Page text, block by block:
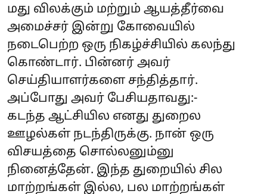
மது விலக்கும் மற்றும் ஆயத்தீர்வை
அமைச்சர் இன்று கோவையில்
நடைபெற்ற ஒரு நிகழ்ச்சியில் கலந்து
கொண்டார். பின்னர் அவர்
செய்தியாளர்களை சந்தித்தார்.
அப்போது அவர் பேசியதாவது:-
கடந்த ஆட்சியில எனது துறைல
ஊழல்கள் நடந்திருக்கு. நான் ஒரு
விசயத்தை சொல்லனும்னு
நினைத்தேன். இந்த துறையில் சில
மாற்றங்கள் இல்ல, பல மாற்றங்கள்